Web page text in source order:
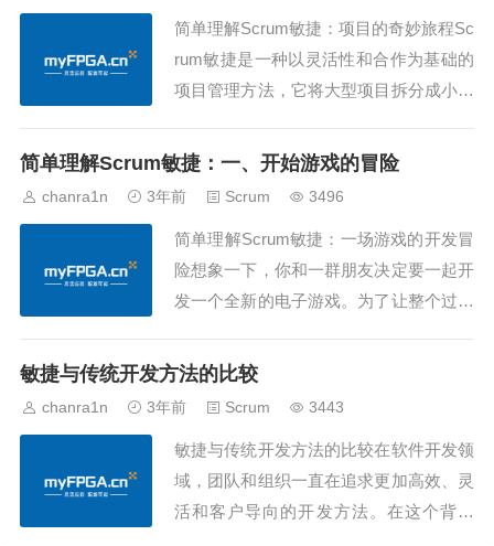
的，而在Scrum中，我...
简单理解Scrum敏捷：项目的奇妙旅程Sc
rum敏捷是一种以灵活性和合作为基础的
项目管理方法，它将大型项目拆分成小而
m的一些关键概念和过程，使用简单易懂
待办清单Pr...
简单理解Scrum敏捷：一、开始游戏的冒险
chanra1n 3年前 Scrum 3496
简单理解Scrum敏捷：一场游戏的开发冒
险想象一下，你和一群朋友决定要一起开
发一个全新的电子游戏。为了让整个过程
Scrum敏捷的开发方法。这就像是一场冒
oduct Owner - 游...
敏捷与传统开发方法的比较
chanra1n 3年前 Scrum 3443
敏捷与传统开发方法的比较在软件开发领
域，团队和组织一直在追求更加高效、灵
活和客户导向的开发方法。在这个背景